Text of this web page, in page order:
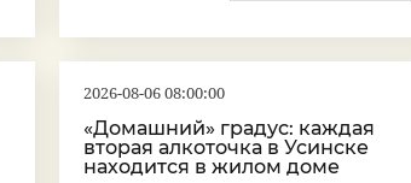
2026-08-06 08:00:00
«Домашний» градус: каждая
вторая алкоточка в Усинске
находится в жилом доме